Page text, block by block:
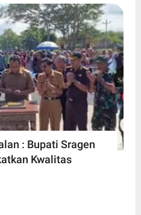
: Bupati Sragen
Kwalitas